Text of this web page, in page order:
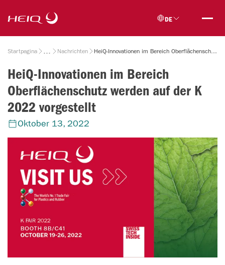
main
content
DE
Breadcrumb
Startpagina Nachrichten HeiQ-Innovationen im Bereich Oberflächenschutz werden auf der K 2022 vorgestellt
HeiQ-Innovationen im Bereich
Oberflächenschutz werden auf der K
2022 vorgestellt
Oktober 13, 2022